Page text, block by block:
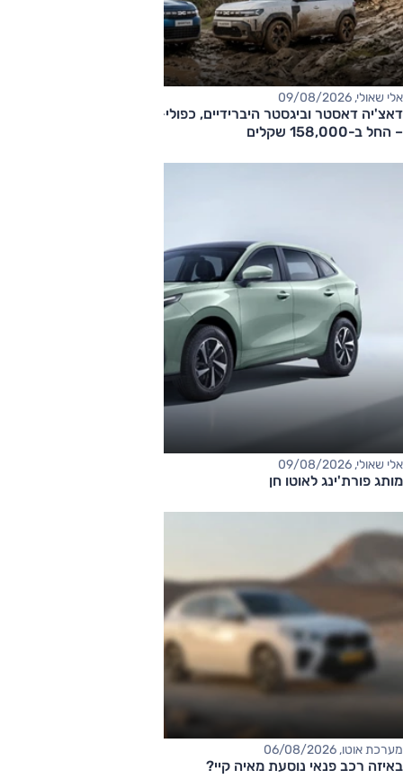
אלי שאולי, 09/08/2026
דאצ'יה דאסטר וביגסטר היברידיים, כפולי-הנעה עם תיבה אוטומטית
– החל ב-158,000 שקלים
אלי שאולי, 09/08/2026
מותג פורת'ינג לאוטו חן
מערכת אוטו, 06/08/2026
באיזה רכב פנאי נוסעת מאיה קיי?